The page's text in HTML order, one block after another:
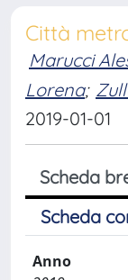
Città
Marucci
Lorena;
2019-01-01
Scheda
Scheda
Anno